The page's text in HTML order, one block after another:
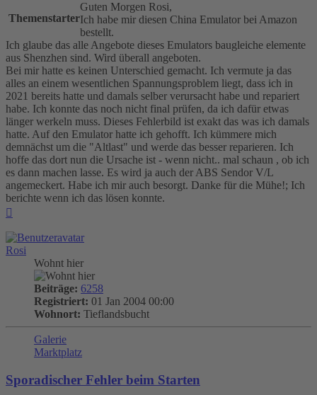
Themenstarter
Guten Morgen Rosi,
Ich habe mir diesen China Emulator bei Amazon
bestellt.
Ich glaube das alle Angebote dieses Emulators baugleiche elemente
aus Shenzhen sind. Wird überall angeboten.
Bei mir hatte es keinen Unterschied gemacht. Ich vermute ja das
alles an einem wesentlichen Spannungsproblem liegt, dass ich in
2021 bereits hatte und damals selber verursacht habe und repariert
habe. Ich konnte das noch nicht final prüfen, da ich dafür etwas
länger werkeln muss. Dieses Fehlerbild ist exakt das was ich damals
hatte. Auf den Emulator hatte ich gehofft. Ich kümmere mich
demnächst um die "Altlast" und werde das besser reparieren. Ich
hoffe das dort nun die Ursache ist - wenn nicht.. mal schaun , ob ich
es dann machen lasse. Es wird ja auch der ABS Sendor V/L
angemeckert. Habe ich mir auch besorgt. Danke für die Mühe!; Ich
berichte wenn ich das lösen konnte.
Rosi
Wohnt hier
Beiträge: 6258
Registriert: 01 Jan 2004 00:00
Wohnort: Tieflandsbucht
Galerie
Marktplatz
Sporadischer Fehler beim Starten